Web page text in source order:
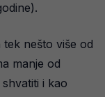
nešto više od
manje od
i kao